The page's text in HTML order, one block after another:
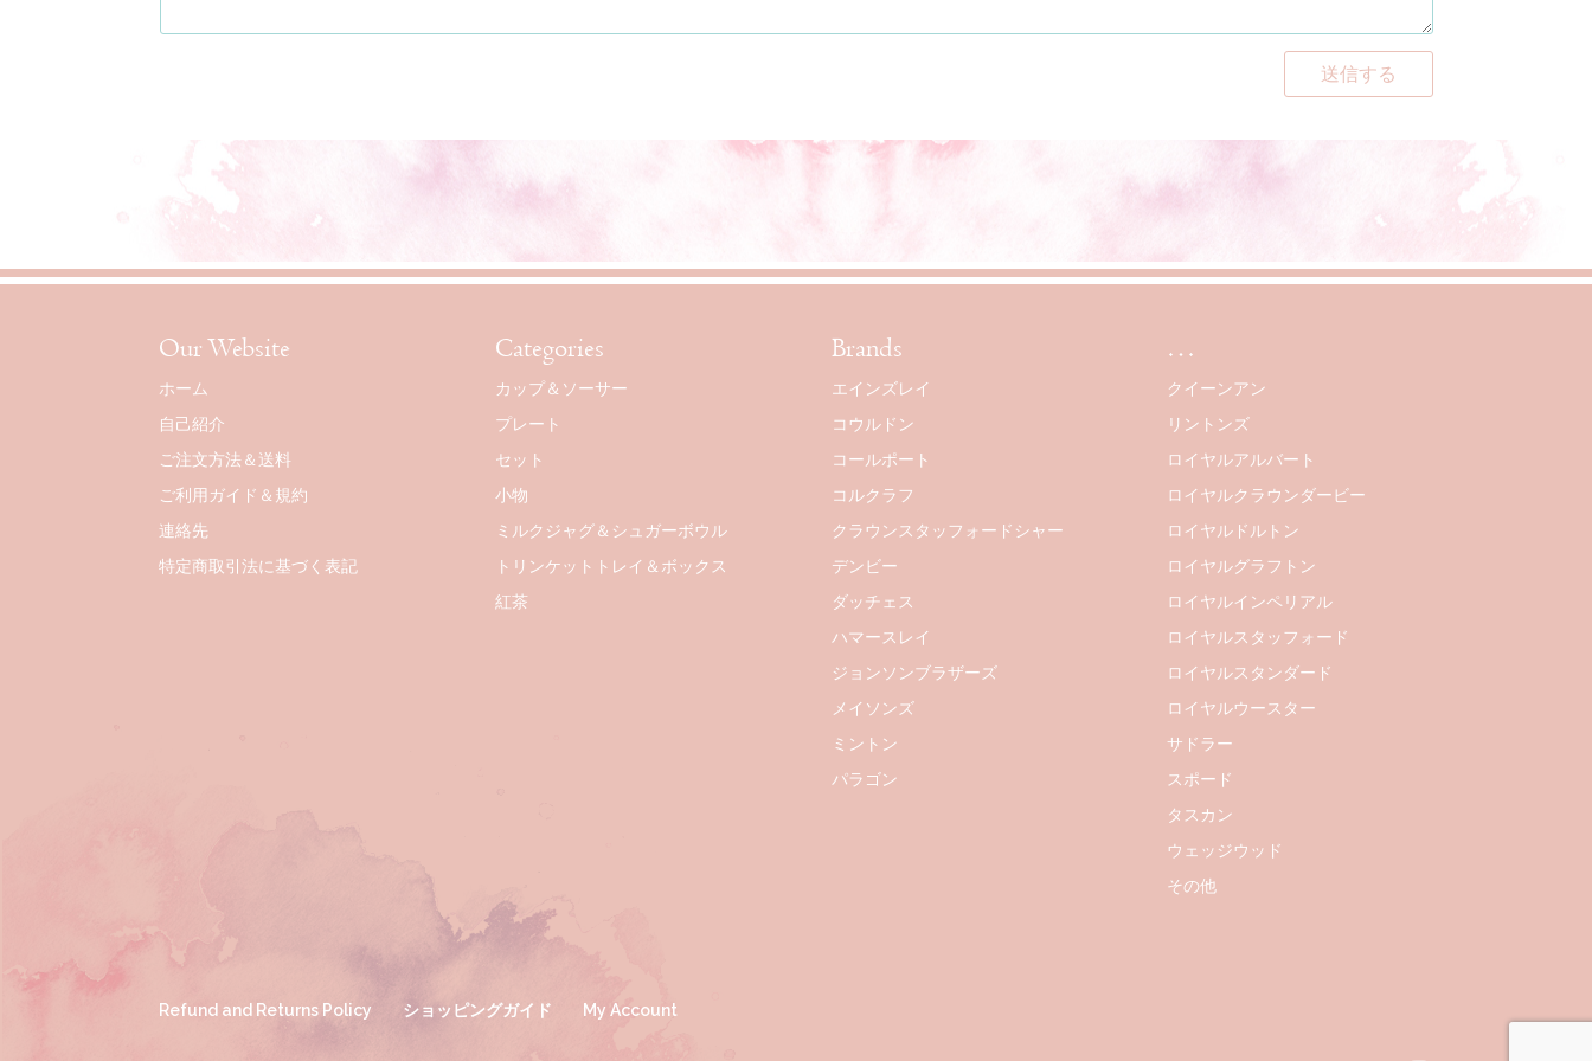
送信する
Our Website
ホーム
自己紹介
ご注文方法＆送料
ご利用ガイド＆規約
連絡先
特定商取引法に基づく表記
Categories
カップ＆ソーサー
プレート
セット
小物
ミルクジャグ＆シュガーボウル
トリンケットトレイ＆ボックス
紅茶
Brands
エインズレイ
コウルドン
コールポート
コルクラフ
クラウンスタッフォードシャー
デンビー
ダッチェス
ハマースレイ
ジョンソンブラザーズ
メイソンズ
ミントン
パラゴン
…
クイーンアン
リントンズ
ロイヤルアルバート
ロイヤルクラウンダービー
ロイヤルドルトン
ロイヤルグラフトン
ロイヤルインペリアル
ロイヤルスタッフォード
ロイヤルスタンダード
ロイヤルウースター
サドラー
スポード
タスカン
ウェッジウッド
その他
Refund and Returns Policy ショッピングガイド My Account